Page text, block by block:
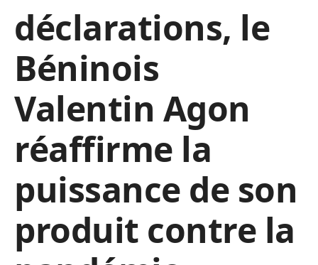
déclarations, le
Béninois
Valentin Agon
réaffirme la
puissance de son
produit contre la